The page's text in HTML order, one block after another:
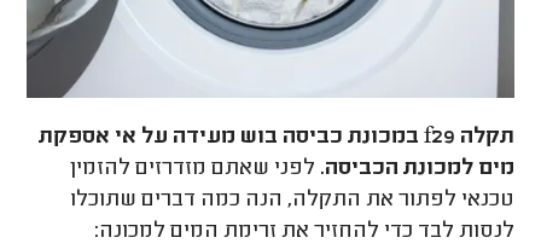
תקלה f29 במכונת כביסה בוש מעידה על אי אספקת
מים למכונת הכביסה. לפני שאתם מזדרזים להזמין
טכנאי לפתור את התקלה, הנה כמה דברים שתוכלו
לנסות לבד כדי להחזיר את זרימת המים למכונה: